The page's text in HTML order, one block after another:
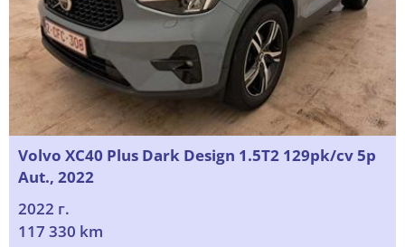
Volvo XC40 Plus Dark Design 1.5T2 129pk/cv 5p
Aut., 2022
2022 г.
117 330 km